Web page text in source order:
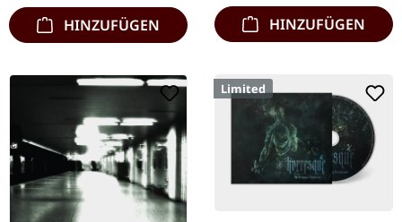
HINZUFÜGEN HINZUFÜGEN
Limited